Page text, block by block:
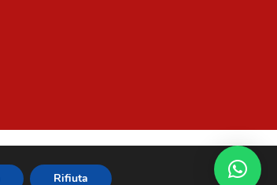
Rifiuta